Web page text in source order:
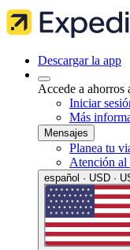
Descargar la app
Accede a ahorros
Iniciar
Más
Mensajes
Planea tu
Atención al
español · USD ·